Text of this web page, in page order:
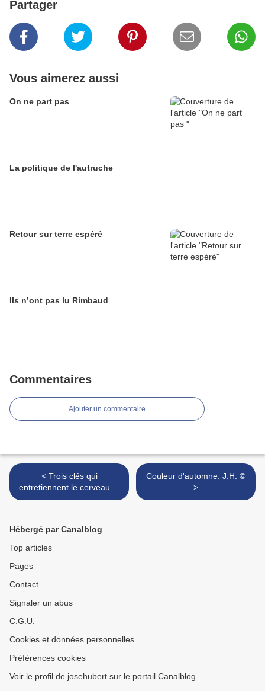
Partager
Vous aimerez aussi
On ne part pas
La politique de l'autruche
Retour sur terre espéré
Ils n’ont pas lu Rimbaud
Commentaires
Ajouter un commentaire
< Trois clés qui
entretiennent le cerveau et
la jeunesse d'esprit !
Couleur d'automne. J.H. ©
>
Hébergé par Canalblog
Top articles
Pages
Contact
Signaler un abus
C.G.U.
Cookies et données personnelles
Préférences cookies
Voir le profil de josehubert sur le portail Canalblog